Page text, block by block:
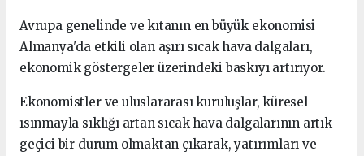
Avrupa genelinde ve kıtanın en büyük ekonomisi
Almanya'da etkili olan aşırı sıcak hava dalgaları,
ekonomik göstergeler üzerindeki baskıyı artırıyor.
Ekonomistler ve uluslararası kuruluşlar, küresel
ısınmayla sıklığı artan sıcak hava dalgalarının artık
geçici bir durum olmaktan çıkarak, yatırımları ve